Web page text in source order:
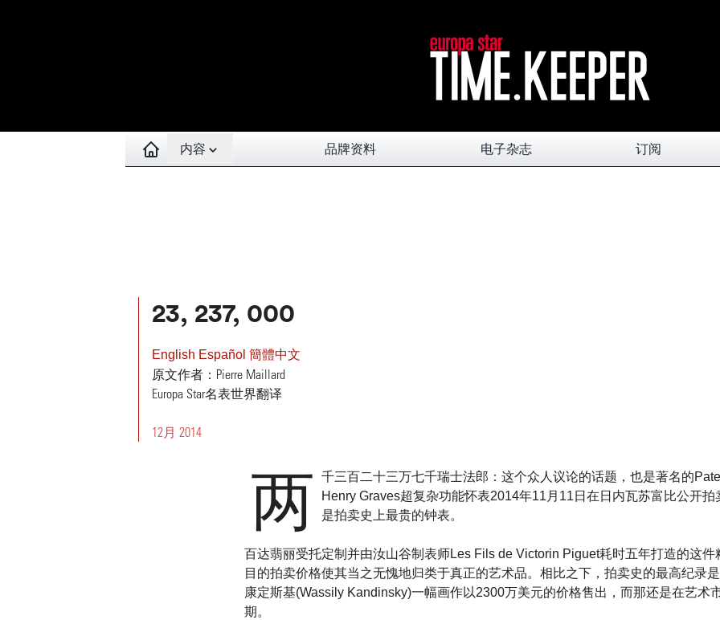
Open contents menu
内容 品牌资料 电子杂志 订阅
23, 237, 000
English Español 簡體中文
原文作者：Pierre Maillard
Europa Star名表世界翻译
12月 2014
两
千三百二十三万七千瑞士法郎：这个众人议论的话题，也是著名的
Henry Graves超复杂功能怀表2014年11月11日在日内瓦苏富比公开
是拍卖史上最贵的钟表。
百达翡丽受托定制并由汝山谷制表师Les Fils de Victorin Piguet耗时五年打造的这件
目的拍卖价格使其当之无愧地归类于真正的艺术品。相比之下，拍卖史的最高纪录
康定斯基(Wassily Kandinsky)一幅画作以2300万美元的价格售出，而那还是在艺术
期。